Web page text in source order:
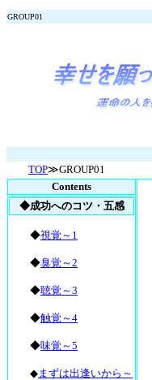
GROUP01
TOP≫GROUP01
Contents
◆成功へのコツ・五感
◆視覚～1
◆臭覚～2
◆聴覚～3
◆触覚～4
◆味覚～5
◆まずは出逢いから～